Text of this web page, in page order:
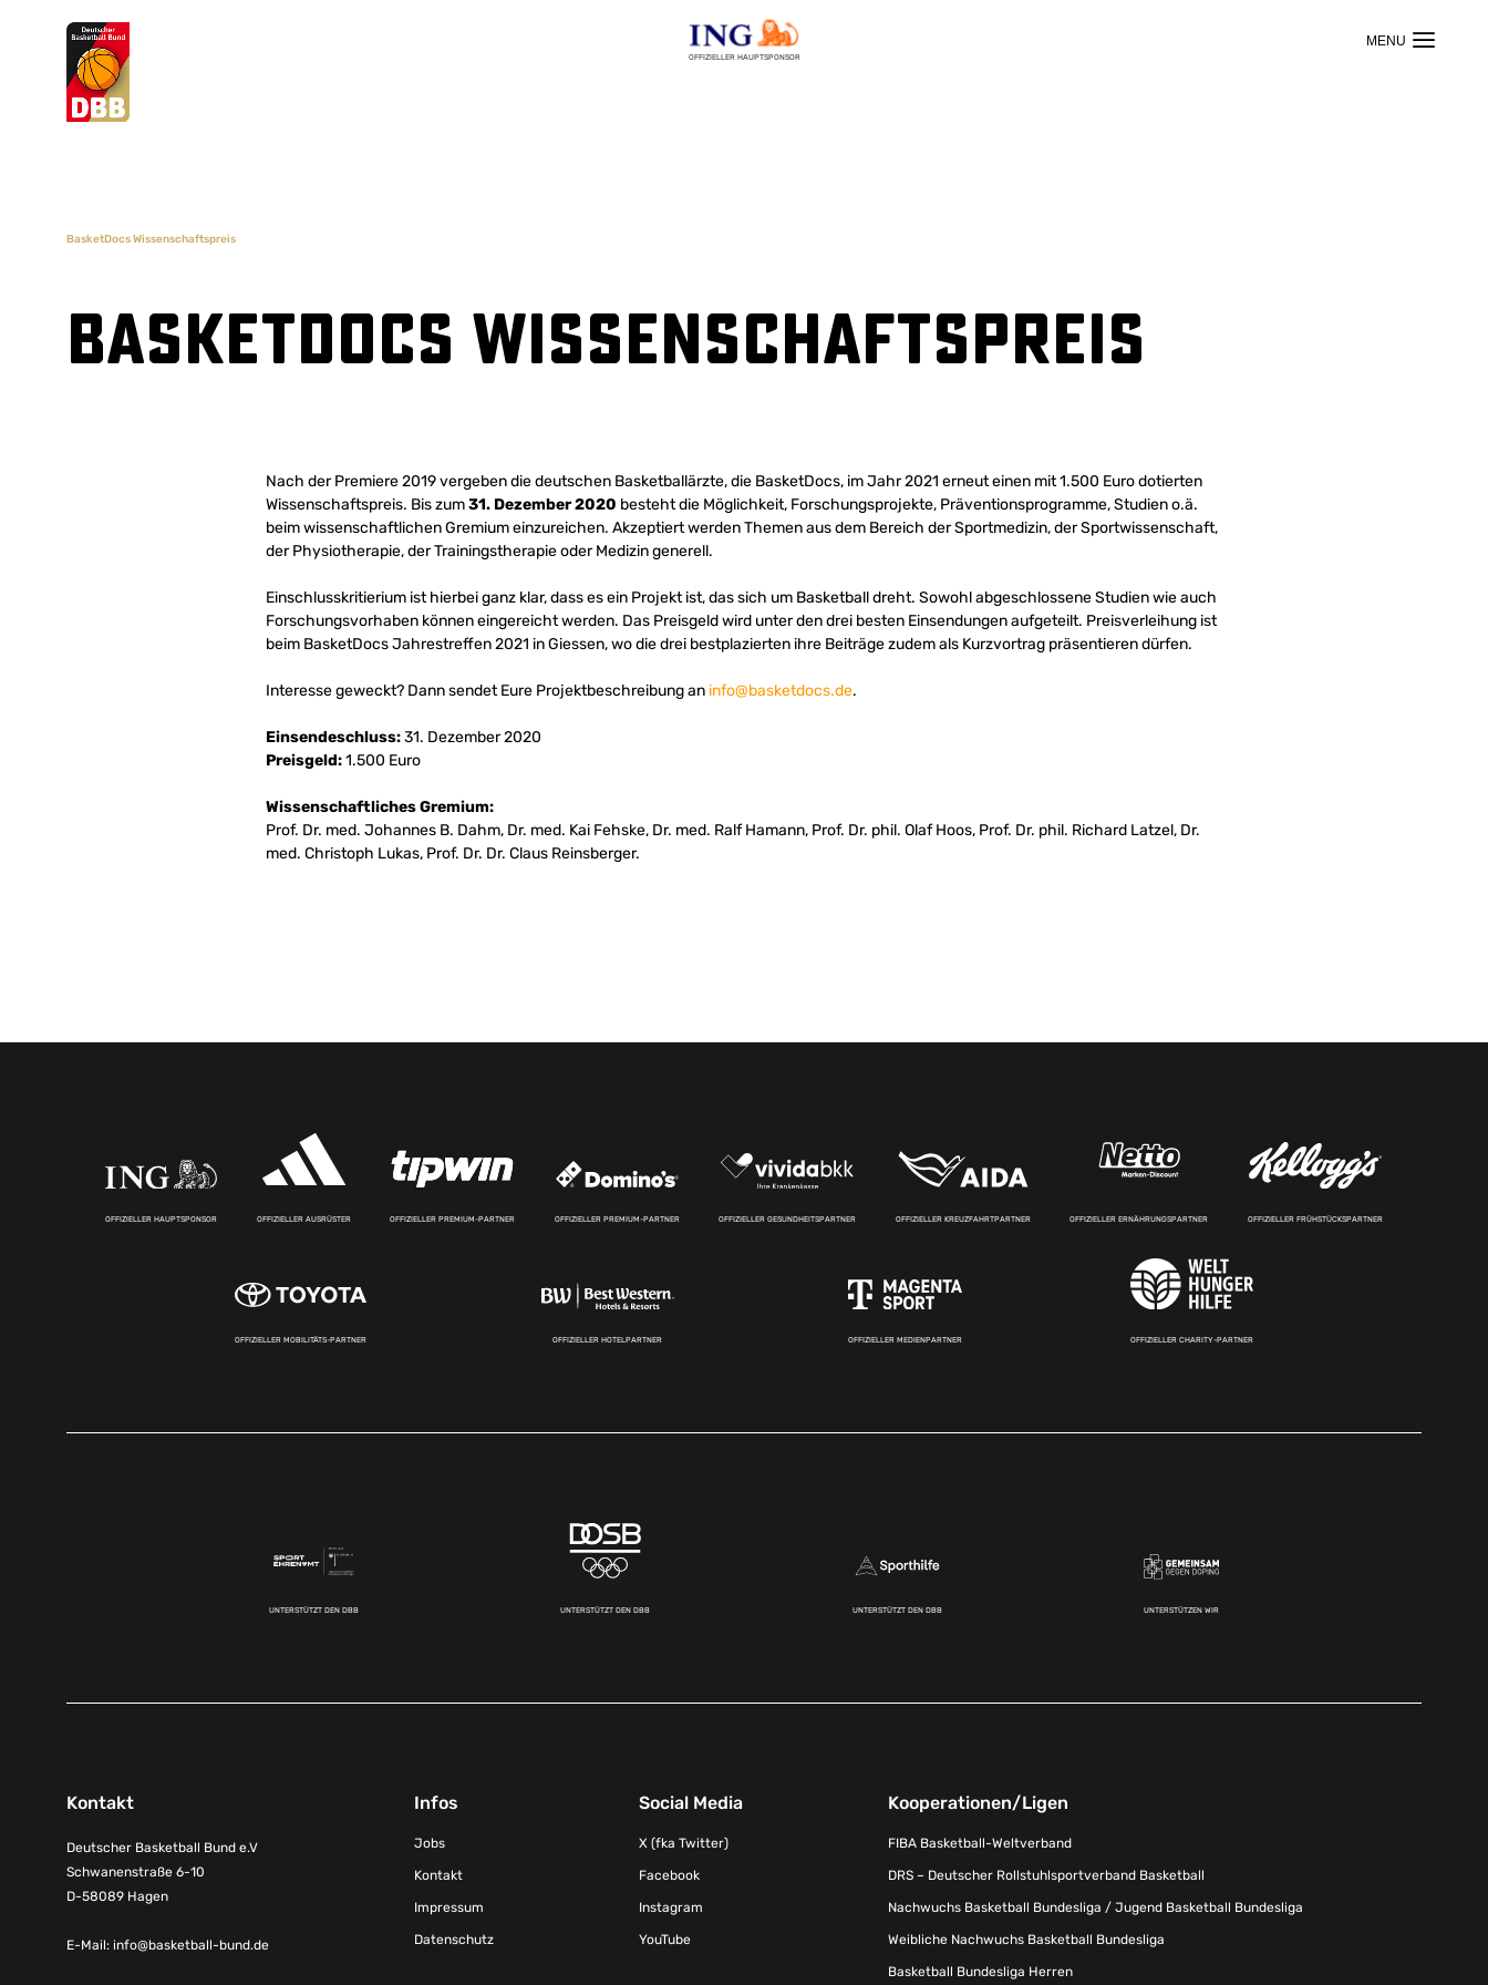
OFFIZIELLER HAUPTSPONSOR
Suchvorschläge
BasketDocs Wissenschaftspreis
BasketDocs Wissenschaftspreis
Nach der Premiere 2019 vergeben die deutschen Basketballärzte, die BasketDocs, im Jahr 2021 erneut einen mit 1.500 Euro dotierten
Wissenschaftspreis. Bis zum31. Dezember 2020 besteht die Möglichkeit, Forschungsprojekte, Präventionsprogramme, Studien o.ä.
beim wissenschaftlichen Gremium einzureichen. Akzeptiert werden Themen aus dem Bereich der Sportmedizin, der Sportwissenschaft,
der Physiotherapie, der Trainingstherapie oder Medizin generell.
Einschlusskritierium ist hierbei ganz klar, dass es ein Projekt ist, das sich um Basketball dreht. Sowohl abgeschlossene Studien wie auch
Forschungsvorhaben können eingereicht werden. Das Preisgeld wird unter den drei besten Einsendungen aufgeteilt. Preisverleihung ist
beim BasketDocs Jahrestreffen 2021 in Giessen, wo die drei bestplazierten ihre Beiträge zudem als Kurzvortrag präsentieren dürfen.
Interesse geweckt? Dann sendet Eure Projektbeschreibung an info@basketdocs.de.
Einsendeschluss:31. Dezember 2020
Preisgeld:1.500 Euro
Wissenschaftliches Gremium:
Prof. Dr. med. Johannes B. Dahm, Dr. med. Kai Fehske, Dr. med. Ralf Hamann, Prof. Dr. phil. Olaf Hoos, Prof. Dr. phil. Richard Latzel, Dr.
med. Christoph Lukas, Prof. Dr. Dr. Claus Reinsberger.
OFFIZIELLER HAUPTSPONSOR OFFIZIELLER AUSRÜSTER OFFIZIELLER PREMIUM-PARTNER OFFIZIELLER PREMIUM-PARTNER OFFIZIELLER GESUNDHEITSPARTNER OFFIZIELLER KREUZFAHRTPARTNER OFFIZIELLER ERNÄHRUNGSPARTNER OFFIZIELLER FRÜHSTÜCKSPARTNER
OFFIZIELLER MOBILITÄTS-PARTNER OFFIZIELLER HOTELPARTNER OFFIZIELLER MEDIENPARTNER OFFIZIELLER CHARITY-PARTNER
UNTERSTÜTZT DEN DBB UNTERSTÜTZT DEN DBB UNTERSTÜTZT DEN DBB UNTERSTÜTZEN WIR
Kontakt
Deutscher Basketball Bund e.V
Schwanenstraße 6-10
D-58089 Hagen
E-Mail: info@basketball-bund.de
Infos
Jobs
Kontakt
Impressum
Datenschutz
Social Media
X (fka Twitter)
Facebook
Instagram
YouTube
Kooperationen/Ligen
FIBA Basketball-Weltverband
DRS – Deutscher Rollstuhlsportverband Basketball
Nachwuchs Basketball Bundesliga / Jugend Basketball Bundesliga
Weibliche Nachwuchs Basketball Bundesliga
Basketball Bundesliga Herren